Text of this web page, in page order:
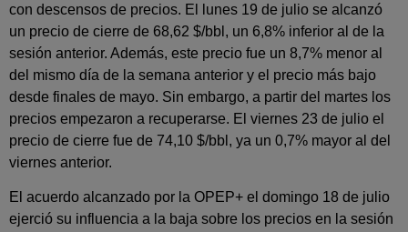
con descensos de precios. El lunes 19 de julio se alcanzó
un precio de cierre de 68,62 $/bbl, un 6,8% inferior al de la
sesión anterior. Además, este precio fue un 8,7% menor al
del mismo día de la semana anterior y el precio más bajo
desde finales de mayo. Sin embargo, a partir del martes los
precios empezaron a recuperarse. El viernes 23 de julio el
precio de cierre fue de 74,10 $/bbl, ya un 0,7% mayor al del
viernes anterior.
El acuerdo alcanzado por la OPEP+ el domingo 18 de julio
ejerció su influencia a la baja sobre los precios en la sesión